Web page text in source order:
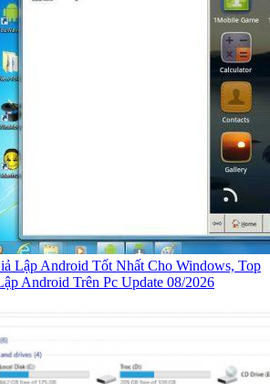
Lập Android Tốt Nhất Cho Windows, Top
Android Trên Pc Update 08/2026